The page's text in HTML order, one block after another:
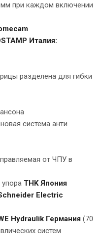
при каждом включении
Италия:
разделена для гибки
система анти
от ЧПУ в
THK Япония
Electric
Hydraulik Германия (70
систем